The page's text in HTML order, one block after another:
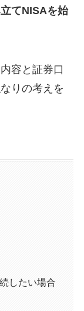
てNISAを始
容と証券口
りの考えを
したい場合